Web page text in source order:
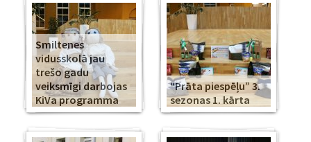
Smiltenes
vidusskolā jau
trešo gadu
veiksmīgi darbojas
KiVa programma
“Prāta piespēļu” 3.
sezonas 1. kārta